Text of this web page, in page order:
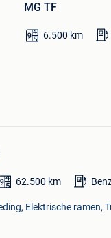
MG TF
6.500 km
62.500 km
Elektrische ramen,